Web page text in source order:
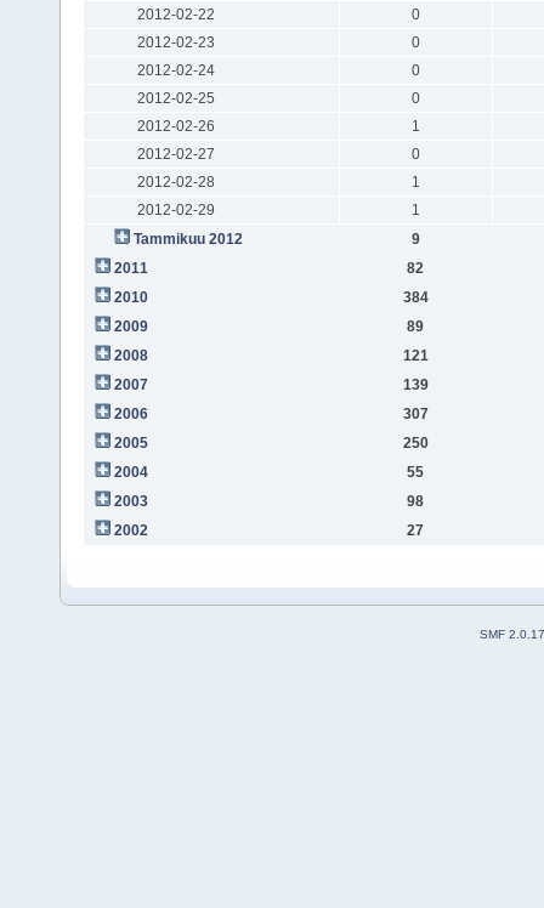
2012-02-22
0
2012-02-23
0
2012-02-24
0
2012-02-25
0
2012-02-26
1
2012-02-27
0
2012-02-28
1
2012-02-29
1
Tammikuu 2012
9
2011
82
2010
384
2009
89
2008
121
2007
139
2006
307
2005
250
2004
55
2003
98
2002
27
SMF 2.0.17